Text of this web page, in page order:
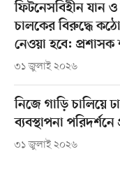
ফিটনেসবিহীন যান
চালকের বিরুদ্ধে
নেওয়া হবে:
৩১ জুলাই ২০২৬
নিজে গাড়ি চালিয়ে
ব্যবস্থাপনা পরিদর্শনে
৩১ জুলাই ২০২৬